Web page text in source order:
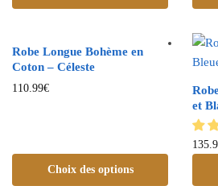
Robe Longue Bohème en
Coton – Céleste
110.99€
Choix des options
et